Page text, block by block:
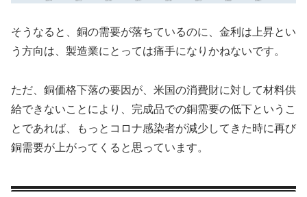
そうなると、銅の需要が落ちているのに、金利は上昇とい
う方向は、製造業にとっては痛手になりかねないです。
ただ、銅価格下落の要因が、米国の消費財に対して材料供
給できないことにより、完成品での銅需要の低下というこ
とであれば、もっとコロナ感染者が減少してきた時に再び
銅需要が上がってくると思っています。